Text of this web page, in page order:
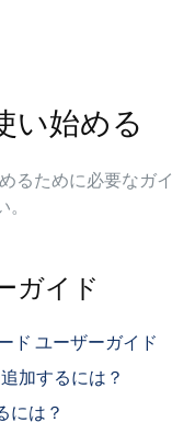
い始める
るために必要なガイ
ガイド
ド ユーザーガイド
加するには？
には？